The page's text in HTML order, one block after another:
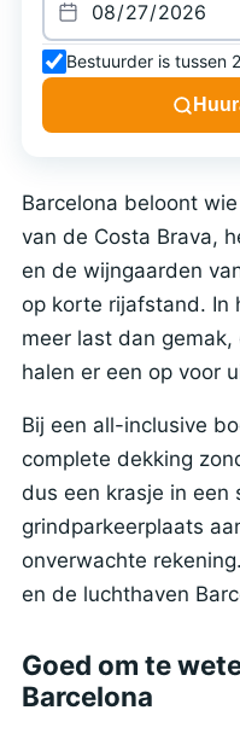
Barcelona beloont
van de Costa Brava,
en de wijngaarden
op korte rijafstand. In
meer last dan
halen er een op voor
Bij een all-inclusive
complete dekking
dus een krasje in een
grindparkeerplaats
onverwachte
en de luchthaven
Goed om te
Barcelona
Bestuurder is tussen